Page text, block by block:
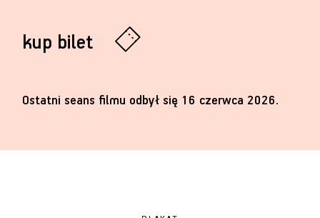
kup bilet
Ostatni seans filmu odbył się 16 czerwca 2026.